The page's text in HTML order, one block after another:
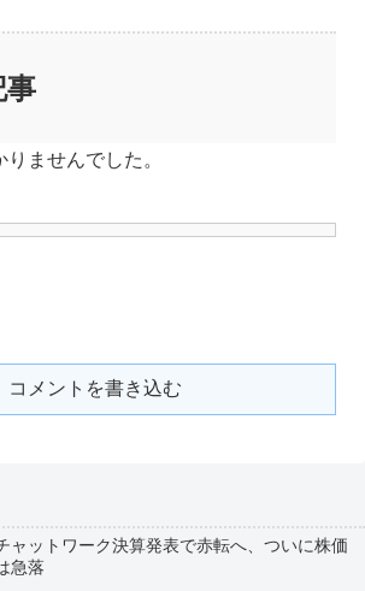
事
ませんでした。
コメントを書き込む
ャットワーク決算発表で赤転へ、ついに株価
急落